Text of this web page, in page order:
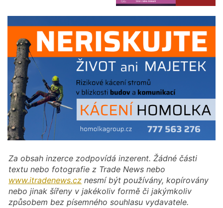
Za obsah inzerce zodpovídá inzerent. Žádné části
textu nebo fotografie z Trade News nebo
www.itradenews.cz nesmí být používány, kopírovány
nebo jinak šířeny v jakékoliv formě či jakýmkoliv
způsobem bez písemného souhlasu vydavatele.